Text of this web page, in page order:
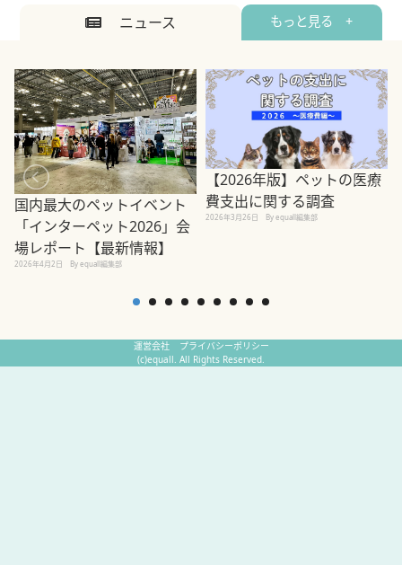
ニュース もっと見る +
国内最大のペットイベント
「インターペット2026」会
場レポート【最新情報】
2026年4月2日 By equall編集部
【2026年版】ペットの医療
費支出に関する調査
2026年3月26日 By equall編集部
運営会社
プライバシーポリシー
(c)equall. All Rights Reserved.